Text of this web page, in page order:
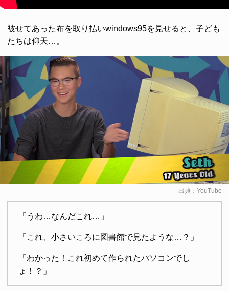
被せてあった布を取り払いwindows95を見せると、子ども
たちは仰天…。
出典： YouTube
「うわ…なんだこれ…」
「これ、小さいころに図書館で見たような…？」
「わかった！これ初めて作られたパソコンでし
ょ！？」